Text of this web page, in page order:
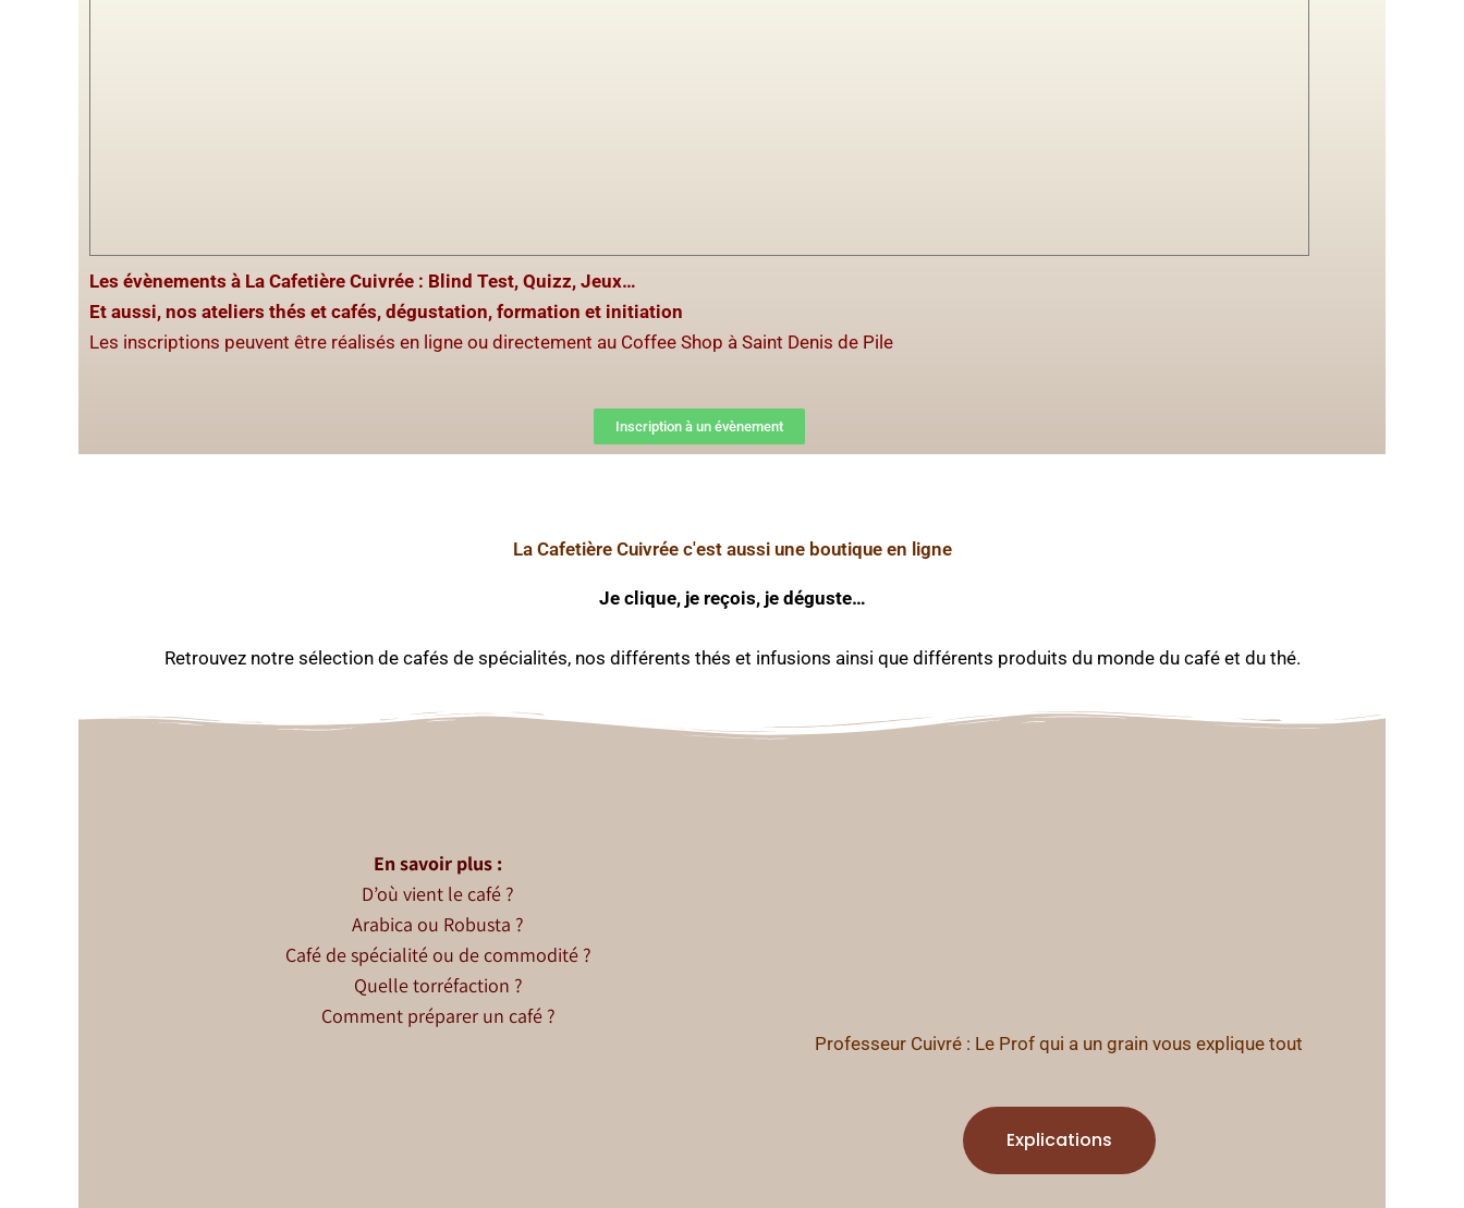
Les évènements à La Cafetière Cuivrée : Blind Test, Quizz, Jeux…
Et aussi, nos ateliers thés et cafés, dégustation, formation et initiation
Les inscriptions peuvent être réalisés en ligne ou directement au Coffee Shop à Saint Denis de Pile
Inscription à un évènement
La Cafetière Cuivrée c'est aussi une boutique en ligne
Je clique, je reçois, je déguste…
Retrouvez notre sélection de cafés de spécialités, nos différents thés et infusions ainsi que différents produits du monde du café et du thé.
En savoir plus :
D’où vient le café ?
Arabica ou Robusta ?
Café de spécialité ou de commodité ?
Quelle torréfaction ?
Comment préparer un café ?
Professeur Cuivré : Le Prof qui a un grain vous explique tout
Explications